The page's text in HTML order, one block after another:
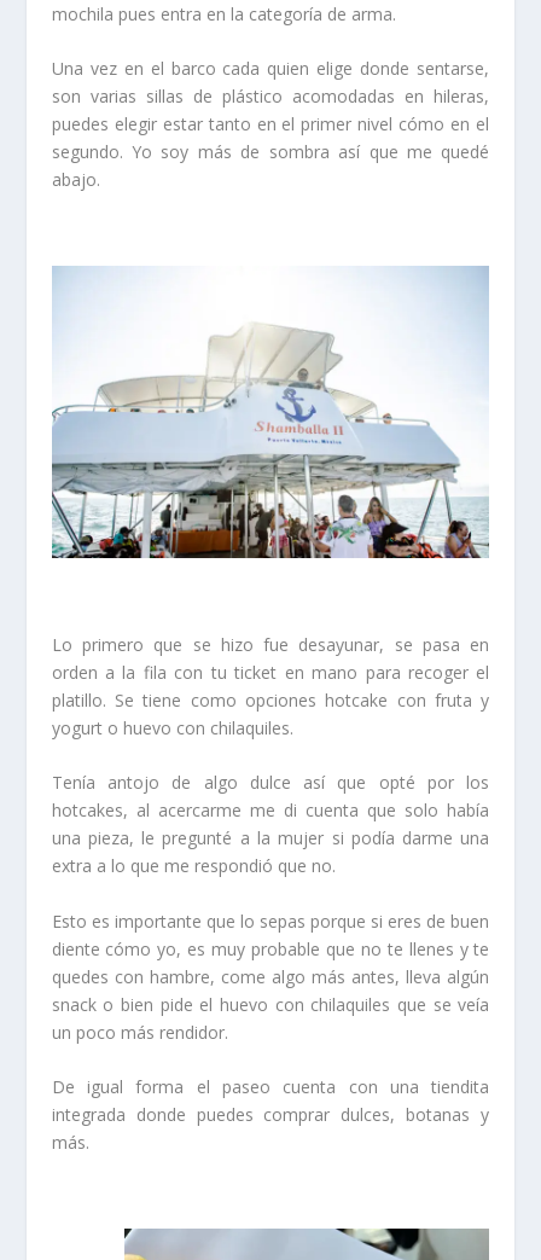
mochila pues entra en la categoría de arma.
Una vez en el barco cada quien elige donde sentarse,
son varias sillas de plástico acomodadas en hileras,
puedes elegir estar tanto en el primer nivel cómo en el
segundo. Yo soy más de sombra así que me quedé
abajo.
Lo primero que se hizo fue desayunar, se pasa en
orden a la fila con tu ticket en mano para recoger el
platillo. Se tiene como opciones hotcake con fruta y
yogurt o huevo con chilaquiles.
Tenía antojo de algo dulce así que opté por los
hotcakes, al acercarme me di cuenta que solo había
una pieza, le pregunté a la mujer si podía darme una
extra a lo que me respondió que no.
Esto es importante que lo sepas porque si eres de buen
diente cómo yo, es muy probable que no te llenes y te
quedes con hambre, come algo más antes, lleva algún
snack o bien pide el huevo con chilaquiles que se veía
un poco más rendidor.
De igual forma el paseo cuenta con una tiendita
integrada donde puedes comprar dulces, botanas y
más.